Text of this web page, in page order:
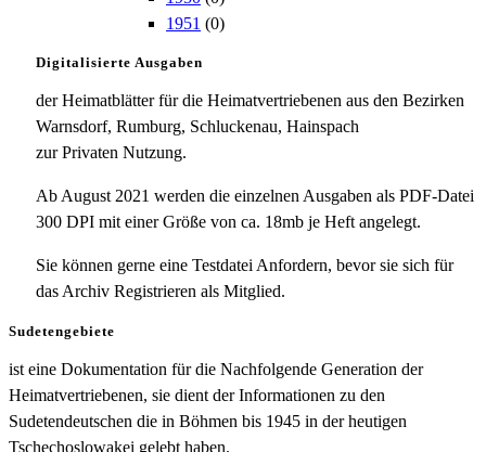
1951 (0)
Digitalisierte Ausgaben
der Heimatblätter für die Heimatvertriebenen aus den Bezirken
Warnsdorf, Rumburg, Schluckenau, Hainspach
zur Privaten Nutzung.
Ab August 2021 werden die einzelnen Ausgaben als PDF-Datei
300 DPI mit einer Größe von ca. 18mb je Heft angelegt.
Sie können gerne eine Testdatei Anfordern, bevor sie sich für
das Archiv Registrieren als Mitglied.
Sudetengebiete
ist eine Dokumentation für die Nachfolgende Generation der
Heimatvertriebenen, sie dient der Informationen zu den
Sudetendeutschen die in Böhmen bis 1945 in der heutigen
Tschechoslowakei gelebt haben.